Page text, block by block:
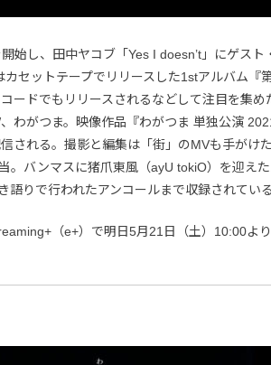
始し、田中ヤコブ「Yes I doesn’t」にゲスト
カセットテープでリリースした1stアルバム『
ードでもリリースされるなどして注目を集め
わがつま。映像作品『わがつま 単独公演
される。撮影と編集は「街」のMVも手がけ
。バンマスに猪爪東風（ayU tokiO）を迎え
語りで行われたアンコールまで収録されている
（e+）で明日5月21日（土）10:00よ